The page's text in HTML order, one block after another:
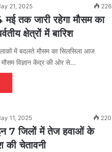
21, 2025 226
तक जारी रहेगा मौसम का
क्षेत्रों में बारिश
में बदलते मौसम का सिलसिला आज
मौसम विज्ञान केंद्र की ओर से…
11, 2025 220
7 जिलों में तेज हवाओं के
की चेतावनी